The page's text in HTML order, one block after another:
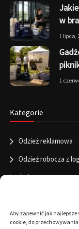
Aby zapewnić jak
cookie, do
w
1 lipca,
1
Kategorie
Odzież reklamowa
Odzież robocza z
Święta
Informacje